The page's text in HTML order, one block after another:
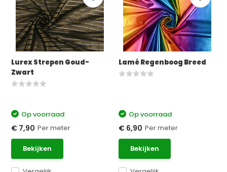
Lurex Strepen Goud-
Zwart
Op voorraad
€ 7,90 Per meter
Bekijken
Lamé Regenboog Breed
Op voorraad
€ 6,90 Per meter
Bekijken